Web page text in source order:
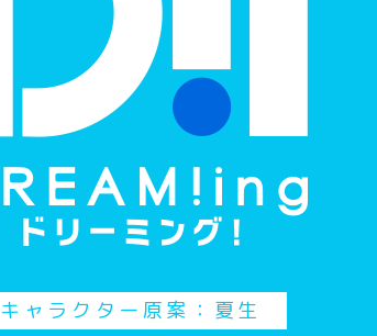
キャラクター原案：夏生